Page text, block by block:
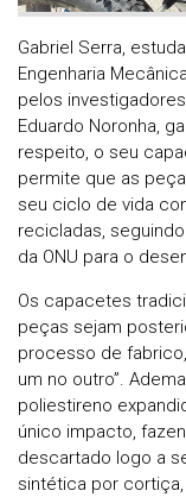
Gabriel Serra,
Engenharia
pelos
Eduardo Noronha,
respeito, o seu
permite que as
seu ciclo de vida
recicladas,
da ONU para o
Os capacetes
peças sejam
processo de
um no outro”.
poliestireno
único impacto,
descartado logo a
sintética por